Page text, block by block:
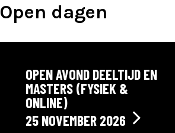
Open dagen
OPEN AVOND DEELTIJD EN
MASTERS (FYSIEK &
ONLINE)
25 NOVEMBER 2026